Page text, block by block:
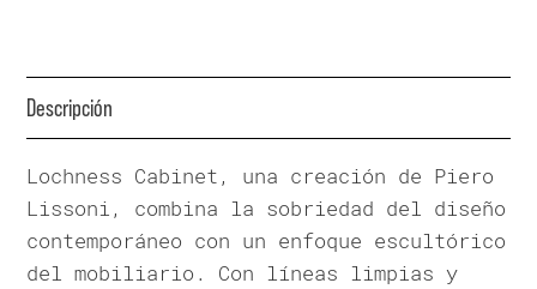
Descripción
Lochness Cabinet, una creación de Piero
Lissoni, combina la sobriedad del diseño
contemporáneo con un enfoque escultórico
del mobiliario. Con líneas limpias y